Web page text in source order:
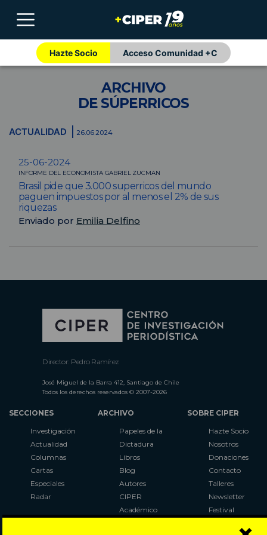
Hazte Socio Acceso Comunidad +C
ARCHIVO
DE SÚPERRICOS
ACTUALIDAD 26.06.2024
25-06-2024
INFORME DEL ECONOMISTA GABRIEL ZUCMAN
Brasil pide que 3.000 superricos del mundo
paguen impuestos por al menos el 2% de sus
riquezas
Enviado por Emilia Delfino
Director: Pedro Ramírez
José Miguel de la Barra 412, Santiago de Chile
Todos los derechos reservados © 2007-2026
SECCIONES
Investigación
Actualidad
Columnas
Cartas
Especiales
Radar
ARCHIVO
Papeles de la
Dictadura
Libros
Blog
Autores
CIPER
Académico
SOBRE CIPER
Hazte Socio
Nosotros
Donaciones
Contacto
Talleres
Newsletter
Festival